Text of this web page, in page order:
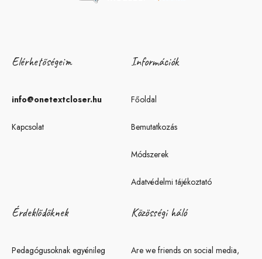
Elérhetőségeim
info@onetextcloser.hu
Kapcsolat
Információk
Főoldal
Bemutatkozás
Módszerek
Adatvédelmi tájékoztató
Érdeklődőknek
Pedagógusoknak egyénileg
Közösségi háló
Are we friends on social media,